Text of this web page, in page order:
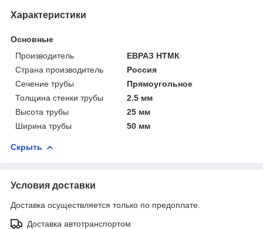
Характеристики
Основные
Производитель
ЕВРАЗ НТМК
Страна производитель
Россия
Сечение трубы
Прямоугольное
Толщина стенки трубы
2.5 мм
Высота трубы
25 мм
Ширина трубы
50 мм
Скрыть
Условия доставки
Доставка осуществляется только по предоплате.
Доставка автотранспортом